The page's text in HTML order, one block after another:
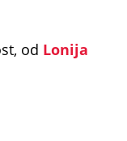
od Lonija